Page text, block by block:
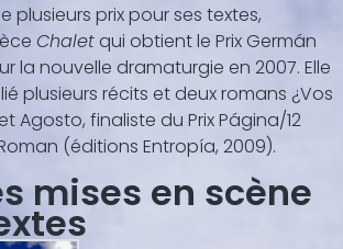
plusieurs prix pour ses textes,
Chalet qui obtient le Prix Germán
la nouvelle dramaturgie en 2007. Elle
plusieurs récits et deux romans ¿Vos
Agosto, finaliste du Prix Página/12
(éditions Entropía, 2009).
mises en scène